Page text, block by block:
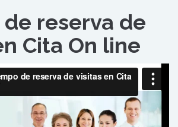
reserva de
Cita On line